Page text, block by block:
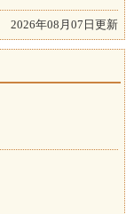
2026年08月07日更新